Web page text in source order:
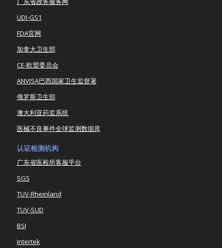
UDI-GS1
FDA官网
加拿大卫生部
CE-欧盟委员会
ANVISA巴西国家卫生监督署
俄罗斯卫生部
澳大利亚药监系统
医械不良事件全球监测数据库
认证检测机构
广东省医检所客服平台
SGS
TUV-Rheinland
TUV-SUD
BSI
Intertek